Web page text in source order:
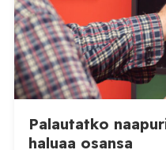
Palautatko
haluaa osansa